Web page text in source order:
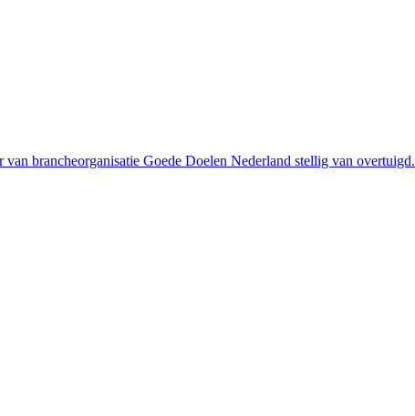
brancheorganisatie Goede Doelen Nederland stellig van overtuigd.